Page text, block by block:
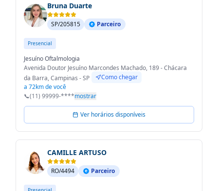
Bruna Duarte
SP/205815 Parceiro
Presencial
Jesuíno Oftalmologia
Avenida Doutor Jesuíno Marcondes Machado, 189 - Chácara
da Barra, Campinas - SP
Como chegar
a 72km de você
📞(11) 99999-****mostrar
Ver horários disponíveis
CAMILLE ARTUSO
RO/4494 Parceiro